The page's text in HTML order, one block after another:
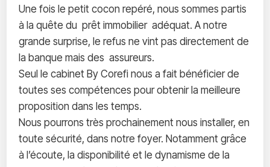
Une fois le petit cocon repéré, nous sommes partis
à la quête du prêt immobilier adéquat. A notre
grande surprise, le refus ne vint pas directement de
la banque mais des assureurs.
Seul le cabinet By Corefi nous a fait bénéficier de
toutes ses compétences pour obtenir la meilleure
proposition dans les temps.
Nous pourrons très prochainement nous installer, en
toute sécurité, dans notre foyer. Notamment grâce
à l’écoute, la disponibilité et le dynamisme de la